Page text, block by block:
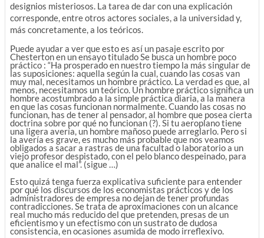
designios misteriosos. La tarea de dar con una explicación
corresponde, entre otros actores sociales, a la universidad y,
más concretamente, a los teóricos.
Puede ayudar a ver que esto es así un pasaje escrito por
Chesterton en un ensayo titulado Se busca un hombre poco
práctico : “Ha prosperado en nuestro tiempo la más singular de
las suposiciones: aquella según la cual, cuando las cosas van
muy mal, necesitamos un hombre práctico. La verdad es que, al
menos, necesitamos un teórico. Un hombre práctico significa un
hombre acostumbrado a la simple práctica diaria, a la manera
en que las cosas funcionan normalmente. Cuando las cosas no
funcionan, has de tener al pensador, al hombre que posea cierta
doctrina sobre por qué no funcionan (?). Si tu aeroplano tiene
una ligera avería, un hombre mañoso puede arreglarlo. Pero si
la avería es grave, es mucho más probable que nos veamos
obligados a sacar a rastras de una facultad o laboratorio a un
viejo profesor despistado, con el pelo blanco despeinado, para
que analice el mal”. (sigue …)
Esto quizá tenga fuerza explicativa suficiente para entender
por qué los discursos de los economistas prácticos y de los
administradores de empresa no dejan de tener profundas
contradicciones. Se trata de aproximaciones con un alcance
real mucho más reducido del que pretenden, presas de un
eficientismo y un efectismo con un sustrato de dudosa
consistencia, en ocasiones asumida de modo irreflexivo.